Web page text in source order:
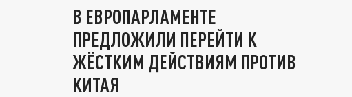
В ЕВРОПАРЛАМЕНТЕ
ПРЕДЛОЖИЛИ ПЕРЕЙТИ К
ЖЁСТКИМ ДЕЙСТВИЯМ ПРОТИВ
КИТАЯ